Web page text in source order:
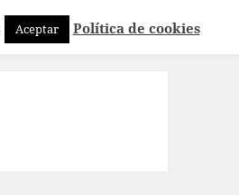
Aceptar Política de cookies